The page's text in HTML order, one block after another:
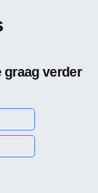
graag verder